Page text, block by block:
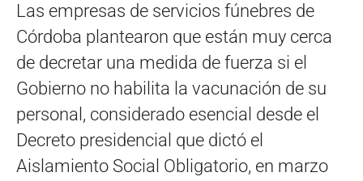
Las empresas de servicios fúnebres de
Córdoba plantearon que están muy cerca
de decretar una medida de fuerza si el
Gobierno no habilita la vacunación de su
personal, considerado esencial desde el
Decreto presidencial que dictó el
Aislamiento Social Obligatorio, en marzo